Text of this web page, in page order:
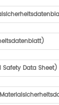
Safety Data Sheet)